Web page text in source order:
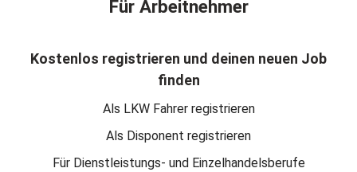
Für Arbeitnehmer
Kostenlos registrieren und deinen neuen Job
finden
Als LKW Fahrer registrieren
Als Disponent registrieren
Für Dienstleistungs- und Einzelhandelsberufe